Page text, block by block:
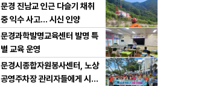
업 중심도시로 도약해야”
문경 진남교 인근 다슬기 채취
중 익수 사고… 시신 인양
문경과학발명교육센터 발명 특
별 교육 운영
문경시종합자원봉사센터, 노상
공영주차장 관리자들에게 시원